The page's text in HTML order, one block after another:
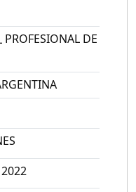
PROFESIONAL DE